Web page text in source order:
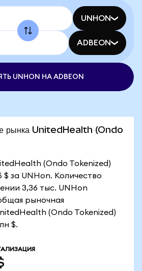
UNHON
ADBEON
UNHON НА ADBEON
рынка UnitedHealth (Ondo
(Ondo Tokenized)
$ за UNHon. Количество
3,36 тыс. UNHon
рыночная
(Ondo Tokenized)
$.